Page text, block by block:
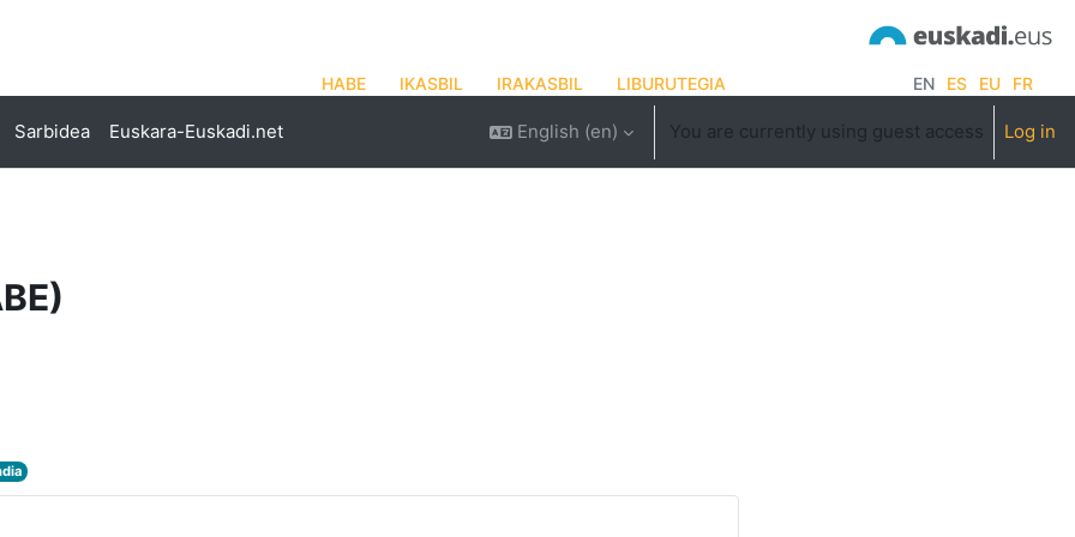
HABE IKASBIL IRAKASBIL LIBURUTEGIA EN ES EU FR
Sarbidea Euskara-Euskadi.net English ‎(en)‎ You are currently using guest access Log in